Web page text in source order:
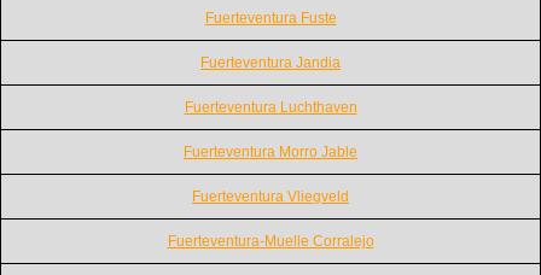
Fuerteventura Fuste
Fuerteventura Jandia
Fuerteventura Luchthaven
Fuerteventura Morro Jable
Fuerteventura Vliegveld
Fuerteventura-Muelle Corralejo